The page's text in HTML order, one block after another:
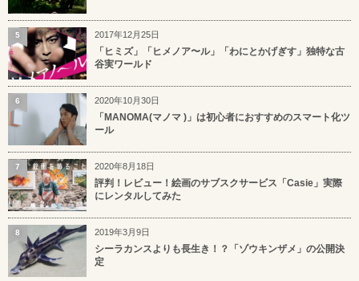
2017年12月25日
「ヒミズ」「ヒメノア〜ル」「わにとかげぎす」独特な古
谷実ワールド
5
2020年10月30日
「MANOMA(マノマ )」は初心者におすすめのスマート化ツ
ール
6
2020年8月18日
評判！レビュー！絵画のサブスクサービス「Casie」実際
にレンタルしてみた
7
2019年3月9日
シーラカンスよりも長生き！？「ゾウキンザメ」の公開決
定
8